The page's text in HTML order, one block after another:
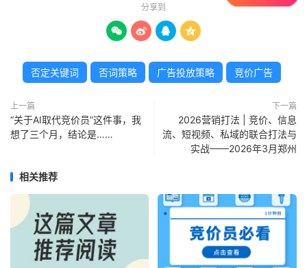
分享到
   
否定关键词 否词策略 广告投放策略 竞价广告
上一篇
“关于AI取代竞价员”这件事，我
想了三个月，结论是……
下一篇
2026营销打法 | 竞价、信息
流、短视频、私域的联合打法与
实战——2026年3月郑州
相关推荐